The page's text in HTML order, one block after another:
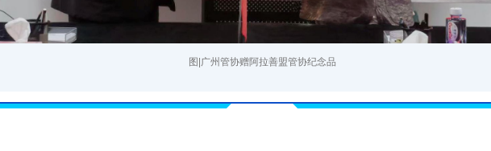
图|广州管协赠阿拉善盟管协纪念品